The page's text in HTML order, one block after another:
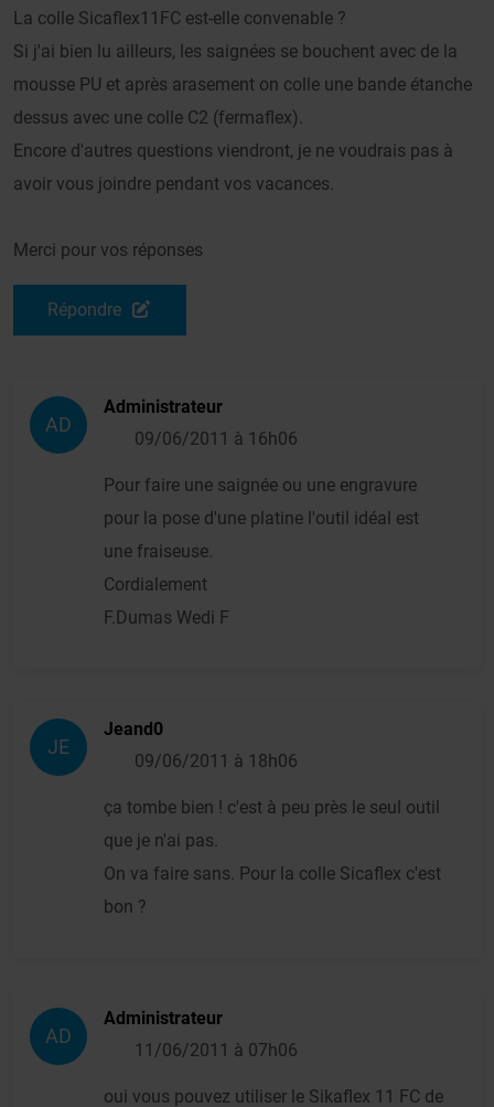
La colle Sicaflex11FC est-elle convenable ?
Si j'ai bien lu ailleurs, les saignées se bouchent avec de la
mousse PU et après arasement on colle une bande étanche
dessus avec une colle C2 (fermaflex).
Encore d'autres questions viendront, je ne voudrais pas à
avoir vous joindre pendant vos vacances.
Merci pour vos réponses
Répondre
AD
Administrateur
09/06/2011 à 16h06
Pour faire une saignée ou une engravure
pour la pose d'une platine l'outil idéal est
une fraiseuse.
Cordialement
F.Dumas Wedi F
JE
Jeand0
09/06/2011 à 18h06
ça tombe bien ! c'est à peu près le seul outil
que je n'ai pas.
On va faire sans. Pour la colle Sicaflex c'est
bon ?
AD
Administrateur
11/06/2011 à 07h06
oui vous pouvez utiliser le Sikaflex 11 FC de